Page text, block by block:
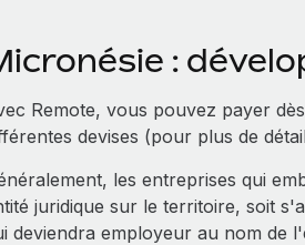
:
Remote, vous pouvez payer
devises (pour plus de
les entreprises qui
juridique sur le territoire, soit
deviendra employeur au nom de